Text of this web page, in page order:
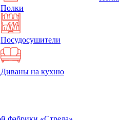
Полки
Посудосушители
Диваны на кухню